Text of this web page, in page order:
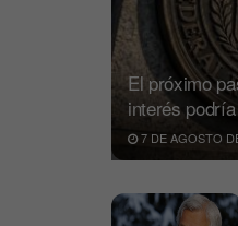
El próximo
interés
7 DE AGOSTO